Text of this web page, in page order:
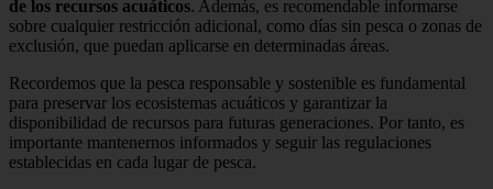
de los recursos acuáticos. Además, es recomendable informarse
sobre cualquier restricción adicional, como días sin pesca o zonas de
exclusión, que puedan aplicarse en determinadas áreas.
Recordemos que la pesca responsable y sostenible es fundamental
para preservar los ecosistemas acuáticos y garantizar la
disponibilidad de recursos para futuras generaciones. Por tanto, es
importante mantenernos informados y seguir las regulaciones
establecidas en cada lugar de pesca.